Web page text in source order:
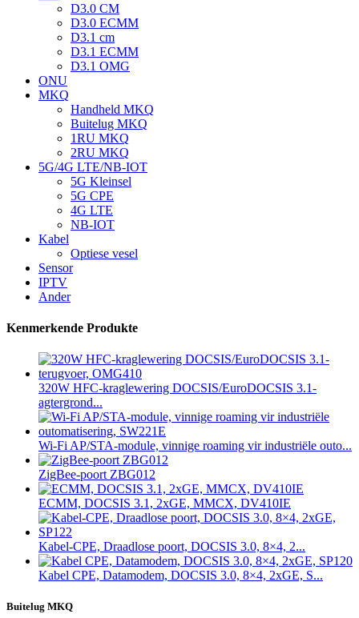
D3.0 CM
D3.0 ECMM
D3.1 cm
D3.1 ECMM
D3.1 OMG
ONU
MKQ
Handheld MKQ
Buitelug MKQ
1RU MKQ
2RU MKQ
5G/4G LTE/NB-IOT
5G Kleinsel
5G CPE
4G LTE
NB-IOT
Kabel
Optiese vesel
Sensor
IPTV
Ander
Kenmerkende Produkte
320W HFC-kraglewering DOCSIS/EuroDOCSIS 3.1-
agtergrond...
Wi-Fi AP/STA-module, vinnige roaming vir industriële outo...
ZigBee-poort ZBG012
ECMM, DOCSIS 3.1, 2xGE, MMCX, DV410IE
Kabel-CPE, Draadlose poort, DOCSIS 3.0, 8×4, 2...
Kabel CPE, Datamodem, DOCSIS 3.0, 8×4, 2xGE, S...
Buitelug MKQ